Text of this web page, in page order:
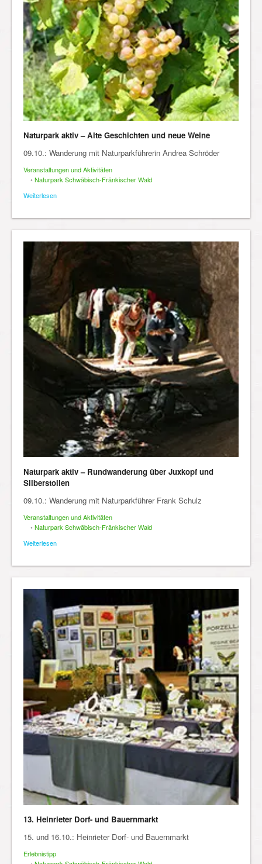
Naturpark aktiv – Alte Geschichten und neue Weine
09.10.: Wanderung mit Naturparkführerin Andrea Schröder
Veranstaltungen und Aktivitäten
• Naturpark Schwäbisch-Fränkischer Wald
Weiterlesen
Naturpark aktiv – Rundwanderung über Juxkopf und
Silberstollen
09.10.: Wanderung mit Naturparkführer Frank Schulz
Veranstaltungen und Aktivitäten
• Naturpark Schwäbisch-Fränkischer Wald
Weiterlesen
13. Heinrieter Dorf- und Bauernmarkt
15. und 16.10.: Heinrieter Dorf- und Bauernmarkt
Erlebnistipp